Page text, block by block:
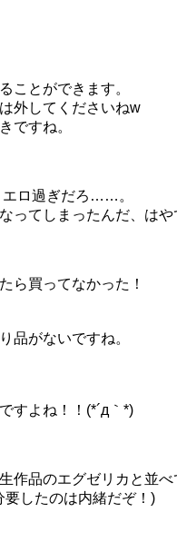
ことができます。
外してくださいねw
ですね。
エロ過ぎだろ……。
ってしまったんだ、はや
ら買ってなかった！
品がないですね。
すよね！！(*´д｀*)
作品のエグゼリカと並べ
したのは内緒だぞ！)